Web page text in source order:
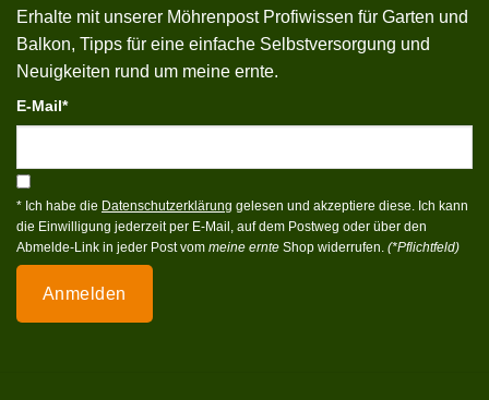
Erhalte mit unserer Möhrenpost Profiwissen für Garten und
Balkon, Tipps für eine einfache Selbstversorgung und
Neuigkeiten rund um meine ernte.
E-Mail*
* Ich habe die Datenschutzerklärung gelesen und akzeptiere diese. Ich kann
die Einwilligung jederzeit per E-Mail, auf dem Postweg oder über den
Abmelde-Link in jeder Post vom meine ernte Shop widerrufen. (*Pflichtfeld)
Anmelden